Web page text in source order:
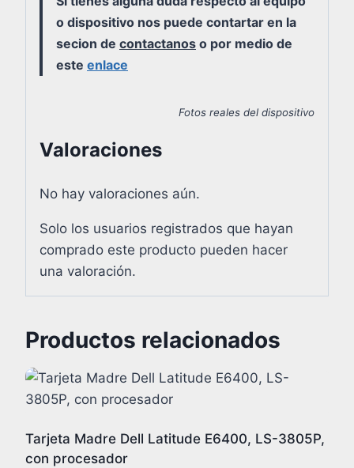
o dispositivo nos puede contartar en la
secion de contactanos o por medio de
este enlace
Fotos reales del dispositivo
Valoraciones
No hay valoraciones aún.
Solo los usuarios registrados que hayan
comprado este producto pueden hacer
una valoración.
Productos relacionados
Tarjeta Madre Dell Latitude E6400, LS-3805P,
con procesador